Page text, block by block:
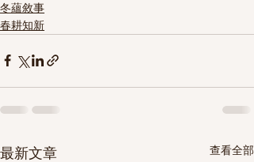
冬蘊敘事
春耕知新
最新文章 查看全部